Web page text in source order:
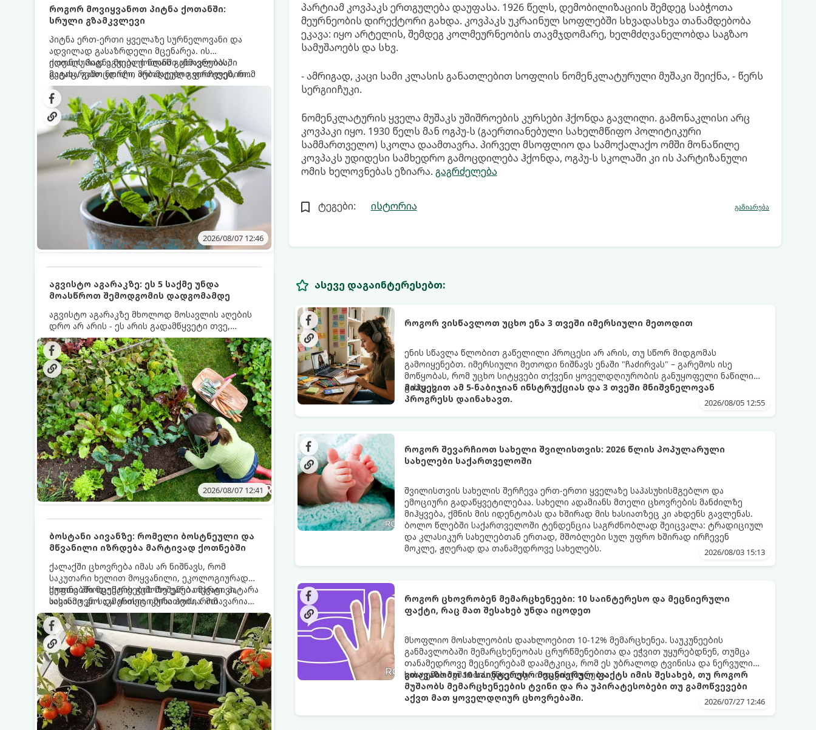
როგორ მოვიყვანოთ პიტნა ქოთანში:
სრული გზამკვლევი
პიტნა ერთ-ერთი ყველაზე სურნელოვანი და
ადვილად გასაზრდელი მცენარეა. ის
იდეალურად ეგუება ქოთანში ცხოვრებას,
მეტიც, გამოცდილი მებაღეები გვირჩევენ, რომ
პიტნა მხოლოდ ქოთანში მოვიყვანოთ, რადგან
ღია გრუნტში (ბაღში) დარგვისას ის ფესვებით
ძალიან სწრაფად ვრცელდება და სხვა
მცენარეებს ავიწროებს.
ქოთნის პიტნა მთელი წლის განმავლობაში
გაგახარებთ ნორჩი, არომატული ფოთლებით
ჩაის, ლიმონათისა თუ კერძებისთვის.
2026/08/07 12:46
აგვისტო აგარაკზე: ეს 5 საქმე უნდა
მოასწროთ შემოდგომის დადგომამდე
აგვისტო აგარაკზე მხოლოდ მოსავლის აღების
დრო არ არის - ეს არის გადამწყვეტი თვე,
როდესაც საფუძველი ეყრება მომავალი წლის
მოსავალს და ბაღი მზადდება შემოდგომა-
ზამთრის სეზონისთვის. იმისათვის, რომ
ნიადაგმა ენერგია აღიდგინოს, ხოლო
მცენარეებმა ზამთარს გაუძლონ, აგვისტოს
ბოლომდე 5 მნიშვნელოვანი საქმის გაკეთება
უნდა მოასწროთ:
2026/08/07 12:41
ბოსტანი აივანზე: რომელი ბოსტნეული და
მწვანილი იზრდება მარტივად ქოთნებში
ქალაქში ცხოვრება იმას არ ნიშნავს, რომ
საკუთარი ხელით მოყვანილი, ეკოლოგიურად
სუფთა პროდუქტის გემოზე უარი თქვათ. პატარა
აივანიც კი საკმარისია იმისათვის, რომ
მოიწყოთ მინი-ბოსტანი, საიდანაც
ყოველდღიურად ახალ, არომატულ მწვანილსა
და ბოსტნეულს მოკრეფთ.
ქოთნებში მცენარეების მოშენება მარტივი,
სასიამოვნო და ესთეტიკური ჰობია. მთავარია
იცოდეთ, რომელი კულტურები ეგუებიან
ქოთნის პირობებს ყველაზე კარგად და როგორ
მოუაროთ მათ სწორად.
პარტიამ კოვპაკს ერთგულება დაუფასა. 1926 წელს, დემობილიზაციის შემდეგ საბჭოთა
მეურნეობის დირექტორი გახდა. კოვპაკს უკრაინულ სოფლებში სხვადასხვა თანამდებობა
ეკავა: იყო არტელის, შემდეგ კოლმეურნეობის თავმჯდომარე, ხელმძღვანელობდა საგზაო
სამუშაოებს და სხვ.
- ამრიგად, კაცი სამი კლასის განათლებით სოფლის ნომენკლატურული მუშაკი შეიქნა, - წერს
სერგიიჩუკი.
ნომენკლატურის ყველა მუშაკს უშიშროების კურსები ჰქონდა გავლილი. გამონაკლისი არც
კოვპაკი იყო. 1930 წელს მან ოგპუ-ს (გაერთიანებული სახელმწიფო პოლიტიკური
სამმართველო) სკოლა დაამთავრა. პირველ მსოფლიო და სამოქალაქო ომში მონაწილე
კოვპაკს უდიდესი სამხედრო გამოცდილება ჰქონდა, ოგპუ-ს სკოლაში კი ის პარტიზანული
ომის ხელოვნებას ეზიარა. გაგრძელება
ტეგები: ისტორია გაზიარება
ასევე დაგაინტერესებთ:
როგორ ვისწავლოთ უცხო ენა 3 თვეში იმერსიული მეთოდით
ენის სწავლა წლობით გაწელილი პროცესი არ არის, თუ სწორ მიდგომას
გამოიყენებთ. იმერსიული მეთოდი ნიშნავს ენაში "ჩაძირვას" – გარემოს ისე
მოწყობას, რომ უცხო სიტყვები თქვენი ყოველდღიურობის განუყოფელი ნაწილი
გახდეს.
მიჰყევით ამ 5-ნაბიჯიან ინსტრუქციას და 3 თვეში მნიშვნელოვან
პროგრესს დაინახავთ.
2026/08/05 12:55
როგორ შევარჩიოთ სახელი შვილისთვის: 2026 წლის პოპულარული
სახელები საქართველოში
შვილისთვის სახელის შერჩევა ერთ-ერთი ყველაზე საპასუხისმგებლო და
ემოციური გადაწყვეტილებაა. სახელი ადამიანს მთელი ცხოვრების მანძილზე
მიჰყვება, ქმნის მის იდენტობას და ხშირად მის ხასიათზეც კი ახდენს გავლენას.
ბოლო წლებში საქართველოში ტენდენცია საგრძნობლად შეიცვალა: ტრადიციულ
და კლასიკურ სახელებთან ერთად, მშობლები სულ უფრო ხშირად ირჩევენ
მოკლე, ჟღერად და თანამედროვე სახელებს.
2026/08/03 15:13
როგორ ცხოვრობენ მემარცხენეები: 10 საინტერესო და მეცნიერული
ფაქტი, რაც მათ შესახებ უნდა იცოდეთ
მსოფლიო მოსახლეობის დაახლოებით 10-12% მემარცხენეა. საუკუნეების
განმავლობაში მემარცხენეობას ცრურწმენებითა და ეჭვით უყურებდნენ, თუმცა
თანამედროვე მეცნიერებამ დაამტკიცა, რომ ეს უბრალოდ ტვინისა და ნერვული
სისტემის მუშაობის უნიკალური თავისებურებაა.
გთავაზობთ 10 საინტერესო მეცნიერულ ფაქტს იმის შესახებ, თუ როგორ
მუშაობს მემარცხენეების ტვინი და რა უპირატესობები თუ გამოწვევები
აქვთ მათ ყოველდღიურ ცხოვრებაში.
2026/07/27 12:46